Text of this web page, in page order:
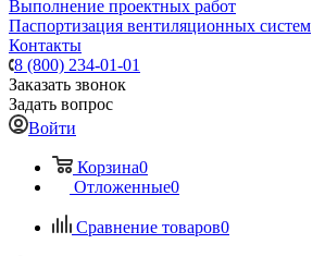
Выполнение проектных работ
Паспортизация вентиляционных систем
Контакты
8 (800) 234-01-01
Заказать звонок
Задать вопрос
Войти
Корзина0
Отложенные0
Сравнение товаров0